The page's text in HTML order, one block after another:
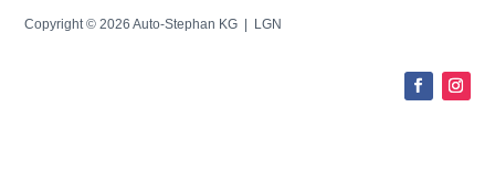
Copyright © 2026 Auto-Stephan KG | LGN